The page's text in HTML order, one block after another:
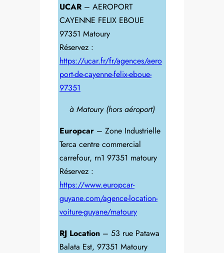
UCAR – AEROPORT
CAYENNE FELIX EBOUE
97351 Matoury
Réservez :
https://ucar.fr/fr/agences/aero
port-de-cayenne-felix-eboue-
97351
à Matoury (hors aéroport)
Europcar – Zone Industrielle
Terca centre commercial
carrefour, rn1 97351 matoury
Réservez :
https://www.europcar-
guyane.com/agence-location-
voiture-guyane/matoury
RJ Location – 53 rue Patawa
Balata Est, 97351 Matoury